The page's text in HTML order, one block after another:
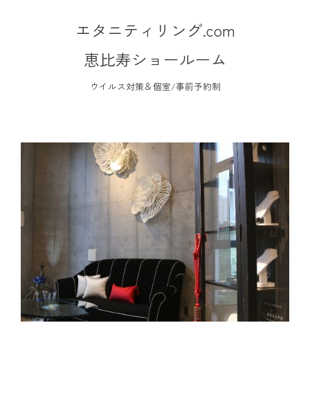
エタニティリング.com
恵比寿ショールーム
ウイルス対策＆個室/事前予約制